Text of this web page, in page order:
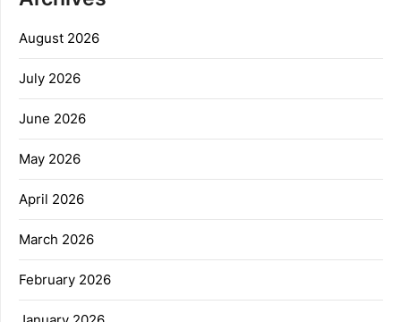
August 2026
July 2026
June 2026
May 2026
April 2026
March 2026
February 2026